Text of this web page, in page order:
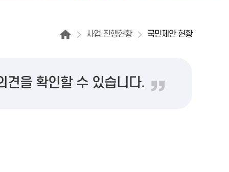
사업 진행현황 국민제안 현황
견을 확인할 수 있습니다.